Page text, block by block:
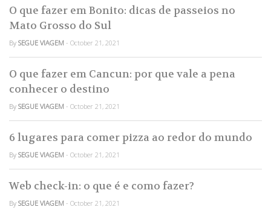
O que fazer em Bonito: dicas de passeios no
Mato Grosso do Sul
By SEGUE VIAGEM - October 21, 2021
O que fazer em Cancun: por que vale a pena
conhecer o destino
By SEGUE VIAGEM - October 21, 2021
6 lugares para comer pizza ao redor do mundo
By SEGUE VIAGEM - October 21, 2021
Web check-in: o que é e como fazer?
By SEGUE VIAGEM - October 21, 2021